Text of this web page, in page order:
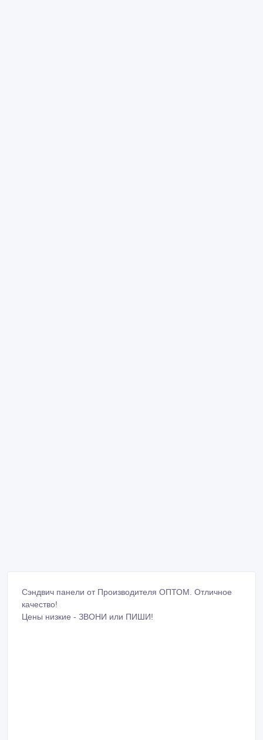
Сэндвич панели от Производителя ОПТОМ. Отличное
качество!
Цены низкие - ЗВОНИ или ПИШИ!